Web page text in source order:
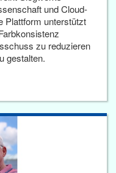
und Cloud-
Plattform unterstützt
zu reduzieren
gestalten.